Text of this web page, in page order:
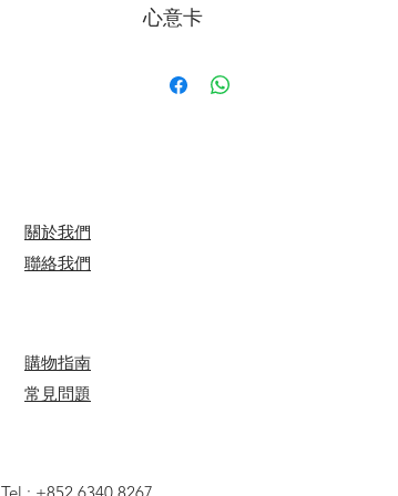
料。
A. 9:00 - 13:00
心意卡
可於下訂單時寫下心意卡內容，我
關於我們
​聯絡我們
​​購物指南
​常見問題
Tel : +852 6340 8267